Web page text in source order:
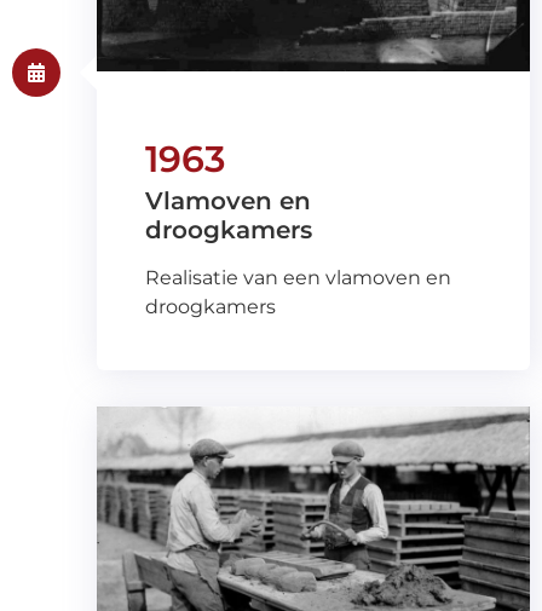
1963
Vlamoven en
droogkamers
Realisatie van een vlamoven en
droogkamers